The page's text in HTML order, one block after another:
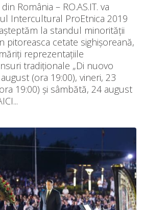
România – RO.AS.IT. va
Intercultural ProEtnica 2019
la standul minorității
pitoreasca cetate sighișoreană,
reprezentațiile
tradiționale „Di nuovo
(ora 19:00), vineri, 23
19:00) și sâmbătă, 24 august